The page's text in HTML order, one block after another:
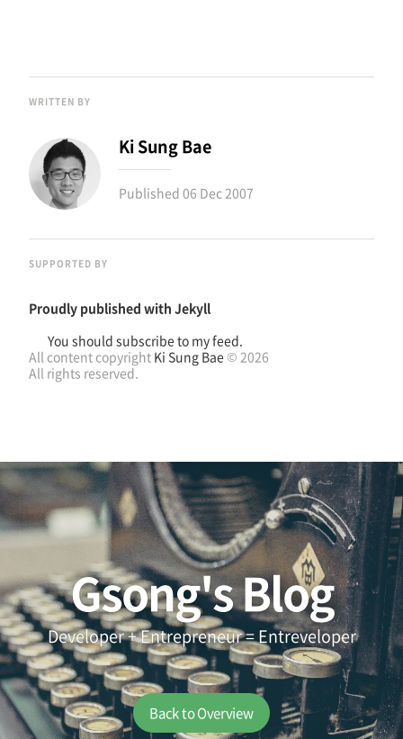
WRITTEN BY
Ki Sung Bae
Published 06 Dec 2007
SUPPORTED BY
Proudly published with Jekyll
You should subscribe to my feed.
All content copyright Ki Sung Bae© 2026
All rights reserved.
Gsong's Blog
Developer + Entrepreneur = Entreveloper
Back to Overview